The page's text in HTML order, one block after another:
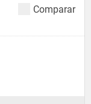
Comparar